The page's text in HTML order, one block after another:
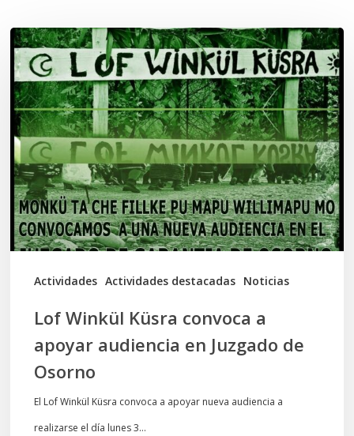
Actividades Actividades destacadas Noticias
Lof
Winkül
Küsra
convoca
a
apoyar
audiencia
en
Juzgado
Lof Winkül Küsra convoca a
apoyar audiencia en Juzgado de
Osorno
El Lof Winkül Küsra convoca a apoyar nueva audiencia a
realizarse el día lunes 3…